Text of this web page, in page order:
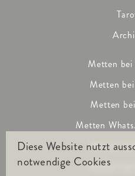
Metten bei
Metten
Metten
Metten
Metten
Metten bei
Diese Website nutzt
notwendige Cookies